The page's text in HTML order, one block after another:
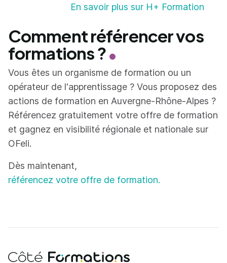
En savoir plus sur H+ Formation
Comment référencer vos
formations ?
Vous êtes un organisme de formation ou un
opérateur de l'apprentissage ? Vous proposez des
actions de formation en Auvergne-Rhône-Alpes ?
Référencez gratuitement votre offre de formation
et gagnez en visibilité régionale et nationale sur
OFeli.
Dès maintenant,
référencez votre offre de formation.